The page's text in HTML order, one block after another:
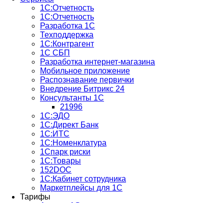
1С:Отчетность
1С:Отчетность
Разработка 1С
Техподдержка
1С:Контрагент
1С СБП
Разработка интернет-магазина
Мобильное приложение
Распознавание первички
Внедрение Битрикс 24
Консультанты 1С
21996
1С:ЭДО
1С:Директ Банк
1С:ИТС
1С:Номенклатура
1Спарк риски
1С:Товары
152DOC
1С:Кабинет сотрудника
Маркетплейсы для 1С
Тарифы